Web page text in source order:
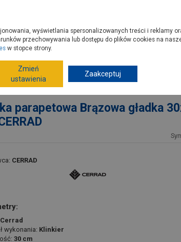
ścian Kamień, płytki dekoracyjne
parapetowa Brązowa gładka
CERRAD
Cerrad
wykonania: Klinkier
30 cm
wyświetlania spersonalizowanych treści i reklamy
przechowywania lub dostępu do plików cookies na
w stopce strony.
Zmień
ustawienia
Zaakceptuj